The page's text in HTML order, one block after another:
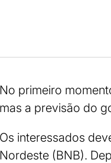
No primeiro
mas a previsão do
Os interessados
Nordeste (BNB).